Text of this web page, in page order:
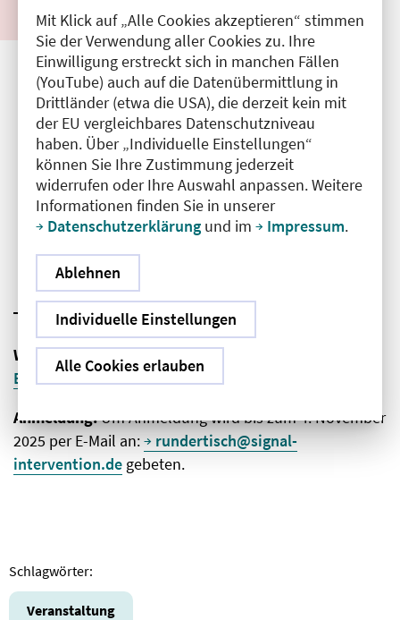
Mit Klick auf „Alle Cookies akzeptieren“ stimmen
Sie der Verwendung aller Cookies zu. Ihre
Einwilligung erstreckt sich in manchen Fällen
(YouTube) auch auf die Datenübermittlung in
Drittländer (etwa die USA), die derzeit kein mit
der EU vergleichbares Datenschutzniveau
haben. Über „Individuelle Einstellungen“
können Sie Ihre Zustimmung jederzeit
widerrufen oder Ihre Auswahl anpassen. Weitere
Informationen finden Sie in unserer
Datenschutzerklärung und im Impressum.
Ablehnen
Individuelle Einstellungen
Alle Cookies erlauben
Erfahrungen aus der Versorgung
gewaltbetroffener Patient:innen“– Autorinnen
der Handlungsempfehlungen „Gewalt in der
Häuslichkeit“ für hausärztliche Praxen berichten
von Herausforderungen, Lösungen und
Entwicklungen
Anja Thiemann, Fachärztin für Allgemeinmedizin
und Vorstandsmitglied Hausärzteverband Berlin-
Brandenburg
Patricia Ley, Medizinische Fachangestellte und
e. V.
18:40 Uhr: Get together
Weitere Informationen: Aktionstage | Runder Tisch
Berlin
Anmeldung:Um Anmeldung wird bis zum 4. November
2025 per E-Mail an:
rundertisch@signal-
intervention.de gebeten.
Schlagwörter:
Veranstaltung